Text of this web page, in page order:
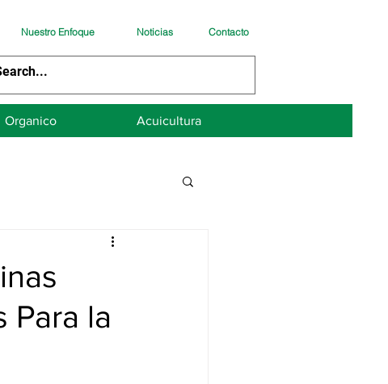
Nuestro Enfoque Noticias Contacto
Organico Acuicultura
Para la